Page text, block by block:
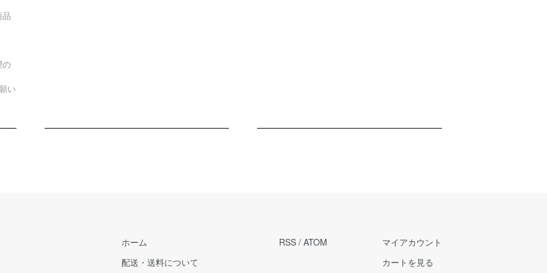
の
い
ホーム
配送・送料について
RSS / ATOM
マイアカウント
カートを見る